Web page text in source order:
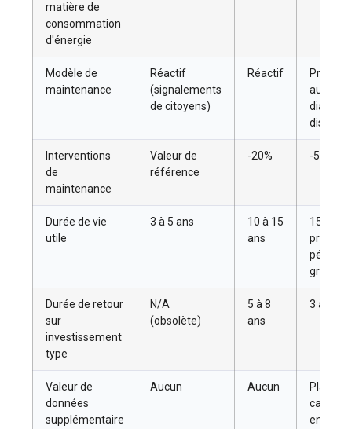
matière de
consommation
d'énergie
Modèle de
maintenance
Réactif
(signalements
de citoyens)
Réactif
Interventions
de
maintenance
Valeur de
référence
-20% -50%+
Durée de vie
utile
3 à 5 ans
10 à 15
ans
15 à 34
période
Durée de retour
sur
investissement
type
N/A
(obsolète)
5 à 8
ans
3 à 5
Valeur de
données
supplémentaire
Aucun Aucun